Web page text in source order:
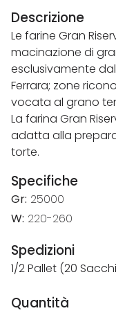
Descrizione
Le farine Gran
macinazione di
esclusivamente
Ferrara; zone
vocata al grano
La farina Gran
adatta alla
torte.
Specifiche
Gr: 25000
W: 220-260
Spedizioni
1/2 Pallet (20
Quantità